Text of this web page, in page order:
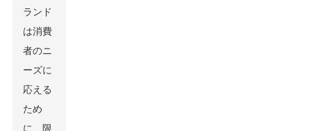
ランド
は消費
者のニ
ーズに
応える
ため
に、限